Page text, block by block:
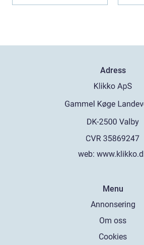
Adress
web:
Menu
Annonsering
Om oss
Cookies